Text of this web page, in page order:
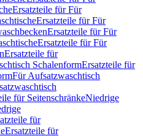
Ersatzteile für Für
Ersatzteile für Für
Ersatzteile für Für
Ersatzteile für Für
Ersatzteile für
SchalenformErsatzteile für
Für Aufsatzwaschtisch
für SeitenschränkeNiedrige
für
Ersatzteile für